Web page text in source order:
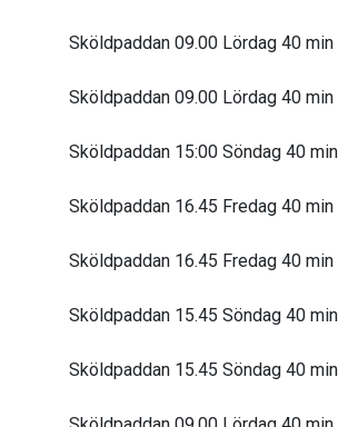
Sköldpaddan 09.00 Lördag 40 min
Sköldpaddan 09.00 Lördag 40 min
Sköldpaddan 15:00 Söndag 40 min
Sköldpaddan 16.45 Fredag 40 min
Sköldpaddan 16.45 Fredag 40 min
Sköldpaddan 15.45 Söndag 40 min
Sköldpaddan 15.45 Söndag 40 min